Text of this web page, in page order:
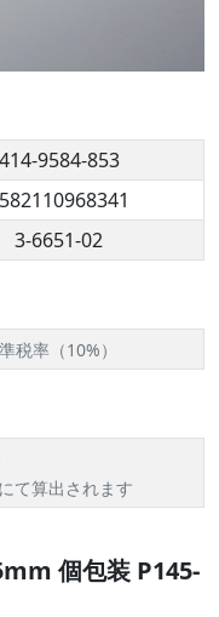
414-9584-853
3-6651-02
税率（10%）
て算出されます
個包装 P145-